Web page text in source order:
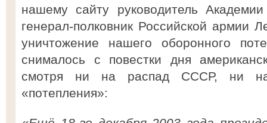
нашему сайту руководитель Академии
генерал-полковник Российской армии
уничтожение нашего оборонного
снималось с повестки дня
смотря ни на распад СССР, ни на
«потепления»: